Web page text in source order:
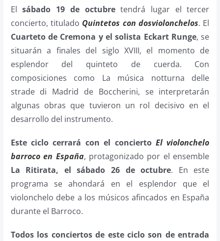
Elsábado 19 de octubretendrá lugar el tercer
concierto, titulado Quintetos con dosviolonchelos. El
Cuarteto de Cremona y el solista Eckart Runge, se
situarán a finales del siglo XVIII, el momento de
esplendor del quinteto de cuerda. Con
composiciones como La música notturna delle
strade di Madrid de Boccherini, se interpretarán
algunas obras que tuvieron un rol decisivo en el
desarrollo del instrumento.
Este ciclo cerrará con el concierto El violonchelo
barroco en España, protagonizado por el ensemble
La Ritirata, el sábado 26 de octubre. En este
programa se ahondará en el esplendor que el
violonchelo debe a los músicos afincados en España
durante el Barroco.
Todos los conciertos de este ciclo son de entrada